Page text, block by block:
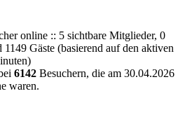
online :: 5 sichtbare Mitglieder, 0
Gäste (basierend auf den aktiven
6142 Besuchern, die am 30.04.2026
waren.